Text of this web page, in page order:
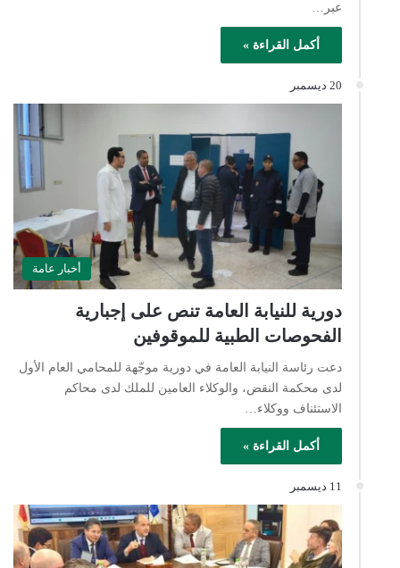
عبر…
أكمل القراءة »
20 ديسمبر
أخبار عامة
دورية للنيابة العامة تنص على إجبارية
الفحوصات الطبية للموقوفين
دعت رئاسة النيابة العامة في دورية موجّهة للمحامي العام الأول
لدى محكمة النقض، والوكلاء العامين للملك لدى محاكم
الاستئناف ووكلاء…
أكمل القراءة »
11 ديسمبر